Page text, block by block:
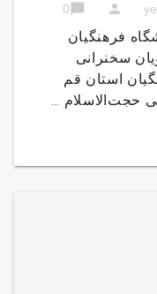
person
chat_bubble
0
فرهنگیان
سخنرانی
استان قم
حجت‌الاسلام …